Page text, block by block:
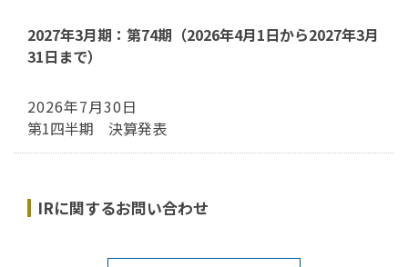
2027年3月期：第74期（2026年4月1日から2027年3月
31日まで）
2026年7月30日
第1四半期 決算発表
IRに関するお問い合わせ